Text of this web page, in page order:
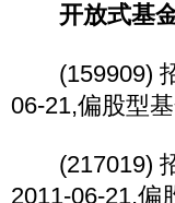
开放式基
(159909) 招
06-21,偏股型
(217019) 招
2011-06-21,偏